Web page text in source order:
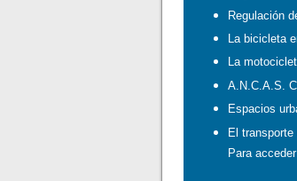
Regulación
La bicicleta
La
A.N.C.A.S.
Espacios
El
Para